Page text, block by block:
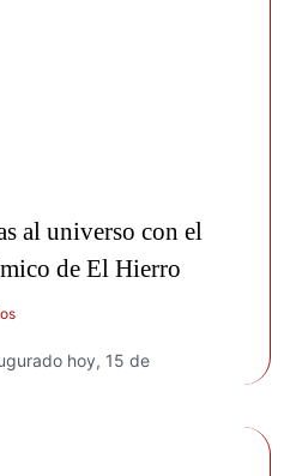
al universo con el
de El Hierro
hoy, 15 de